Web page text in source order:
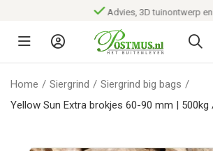
Advies, 3D tuinontwerp en
Home / Siergrind / Siergrind big bags /
Yellow Sun Extra brokjes 60-90 mm | 500kg